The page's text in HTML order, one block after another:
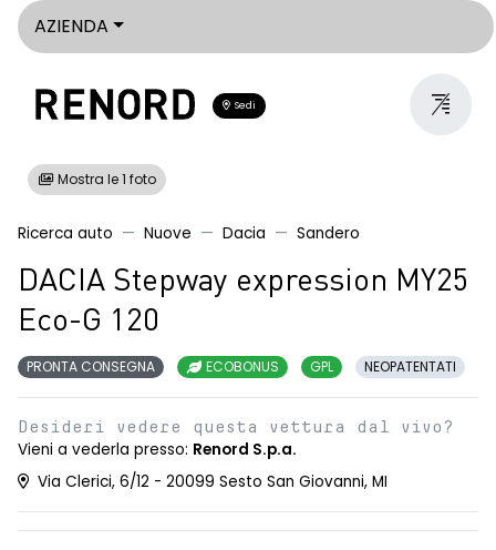
AZIENDA
Sedi
Mostra le 1 foto
Ricerca auto Nuove Dacia Sandero
DACIA Stepway expression MY25
Eco-G 120
PRONTA CONSEGNA ECOBONUS GPL NEOPATENTATI
Desideri vedere questa vettura dal vivo?
Vieni a vederla presso: Renord S.p.a.
Via Clerici, 6/12 - 20099 Sesto San Giovanni, MI